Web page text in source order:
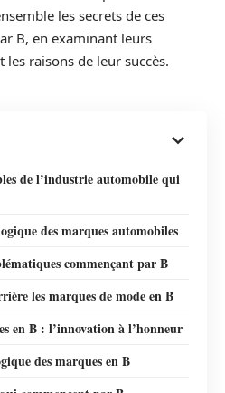
les secrets de ces
B, en examinant leurs
raisons de leur succès.
de l’industrie automobile qui
des marques automobiles
commençant par B
les marques de mode en B
en B : l’innovation à l’honneur
des marques en B